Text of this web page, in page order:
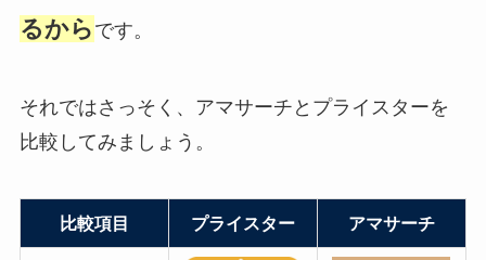
るから です。
それではさっそく、アマサーチとプライスターを
比較してみましょう。
比較項目 プライスター アマサーチ